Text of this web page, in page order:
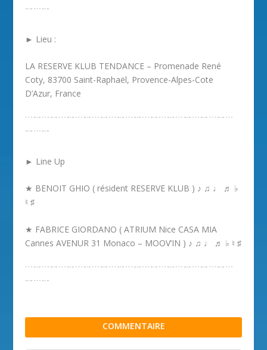
﹊﹉﹊
► Lieu :
LA RESERVE KLUB TENDANCE – Promenade René
Coty, 83700 Saint-Raphaël, Provence-Alpes-Cote
D’Azur, France
﹉﹊﹉﹊﹉﹊﹉﹊﹉﹊﹉﹊﹉﹊﹉﹊﹉﹊﹉﹊﹉﹊﹉﹊﹉
﹊﹉﹊
► Line Up
★ BENOIT GHIO ( résident RESERVE KLUB ) ♪ ♫ ♩ ♬ ♭
♮ ♯
★ FABRICE GIORDANO ( ATRIUM Nice CASA MIA
Cannes AVENUR 31 Monaco – MOOV’IN ) ♪ ♫ ♩ ♬ ♭ ♮ ♯
﹉﹊﹉﹊﹉﹊﹉﹊﹉﹊﹉﹊﹉﹊﹉﹊﹉﹊﹉﹊﹉﹊﹉﹊﹉
﹊﹉﹊
COMMENTAIRE